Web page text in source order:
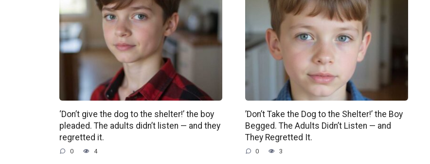
‘Don’t give the dog to the shelter!’ the boy
pleaded. The adults didn’t listen — and they
regretted it.
0 4
’Don’t Take the Dog to the Shelter!’ the Boy
Begged. The Adults Didn’t Listen — and
They Regretted It.
0 3